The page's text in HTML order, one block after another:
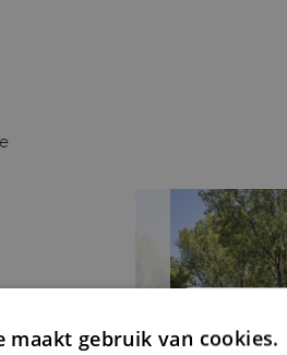
maakt gebruik van cookies.